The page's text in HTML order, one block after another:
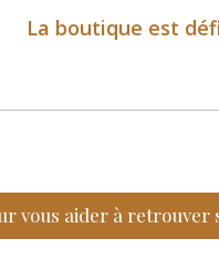
La boutique est
vous aider à